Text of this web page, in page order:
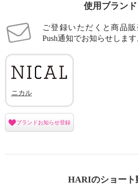
使用ブランド
ご登録いただくと商品
Push通知でお知らせします
ニカル
ブランドお知らせ登録
HARIのショート